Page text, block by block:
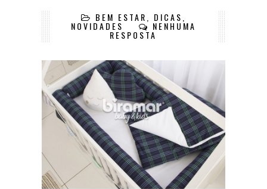
BEM ESTAR DICAS
NOVIDADES NENHUMA
RESPOSTA